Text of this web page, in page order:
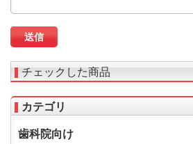
チェックした商品
カテゴリ
歯科院向け